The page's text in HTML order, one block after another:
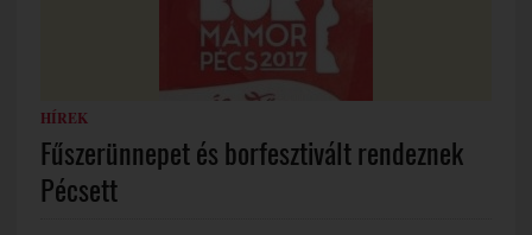
HÍREK
Fűszerünnepet és borfesztivált rendeznek
Pécsett